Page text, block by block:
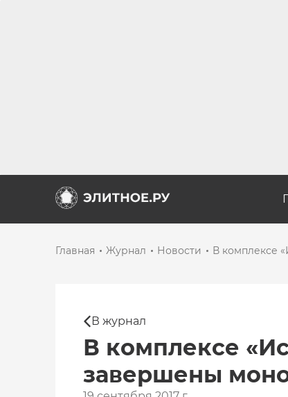
Главная Журнал Новости В комплексе
В журнал
В комплексе
завершены